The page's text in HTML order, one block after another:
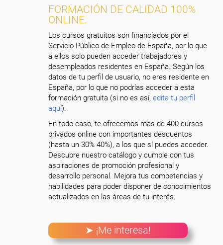
FORMACIÓN DE CALIDAD 100%
ONLINE.
Los cursos gratuitos son financiados por el
Servicio Público de Empleo de España, por lo que
a ellos solo pueden acceder trabajadores y
desempleados residentes en España. Según los
datos de tu perfil de usuario, no eres residente en
España, por lo que no podrías acceder a esta
formación gratuita (si no es así,edita tu perfil
aquí).
En todo caso, te ofrecemos más de 400 cursos
privados online con importantes descuentos
(hasta un 30% 40%), a los que sí puedes acceder.
Descubre nuestro catálogo y cumple con tus
aspiraciones de promoción profesional y
desarrollo personal. Mejora tus competencias y
habilidades para poder disponer de conocimientos
actualizados en las áreas de tu interés.
➤ ¡Me interesa!